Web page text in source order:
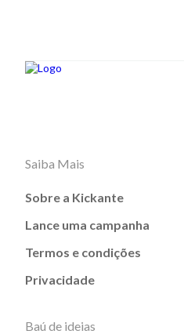
Saiba Mais
Sobre a Kickante
Lance uma campanha
Termos e condições
Privacidade
Baú de ideias